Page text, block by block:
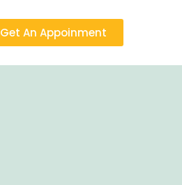
Get An Appoinment